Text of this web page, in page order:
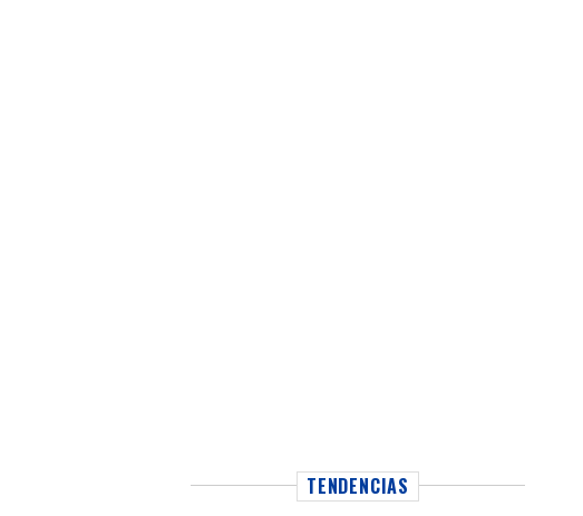
TENDENCIAS